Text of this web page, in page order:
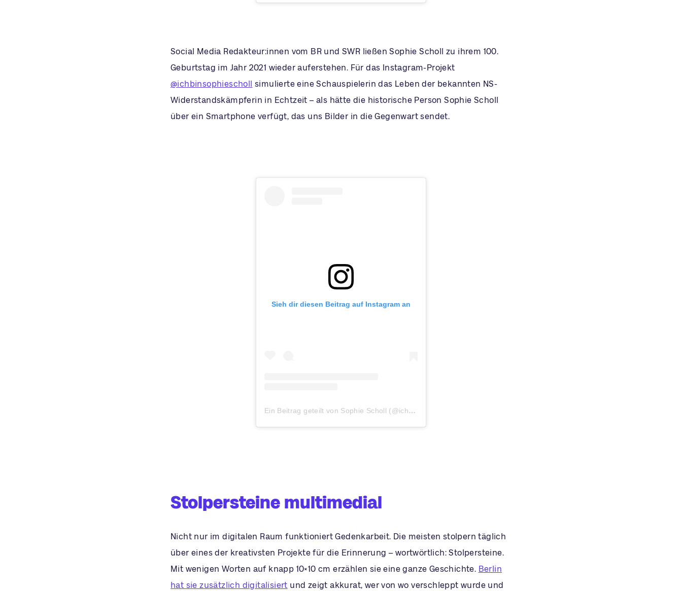
Social Media Redakteur:innen vom BR und SWR ließen Sophie Scholl zu ihrem 100.
Geburtstag im Jahr 2021 wieder auferstehen. Für das Instagram-Projekt
@ichbinsophiescholl
simulierte eine Schauspielerin das Leben der bekannten NS-
Widerstandskämpferin in Echtzeit – als hätte die historische Person Sophie Scholl
über ein Smartphone verfügt, das uns Bilder in die Gegenwart sendet.
Sieh dir diesen Beitrag auf Instagram an
Ein Beitrag geteilt von Sophie Scholl (@ichbinsophiescholl)
Stolpersteine multimedial
Nicht nur im digitalen Raum funktioniert Gedenkarbeit. Die meisten stolpern täglich
über eines der kreativsten Projekte für die Erinnerung – wortwörtlich: Stolpersteine.
Mit wenigen Worten auf knapp 10×10 cm erzählen sie eine ganze Geschichte. Berlin
hat sie zusätzlich digitalisiert und zeigt akkurat, wer von wo verschleppt wurde und